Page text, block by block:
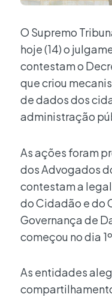
O Supremo
hoje (14) o
contestam o
que criou
de dados dos
administração
As ações foram
dos Advogados
contestam a
do Cidadão e do
Governança de
começou no dia
As entidades